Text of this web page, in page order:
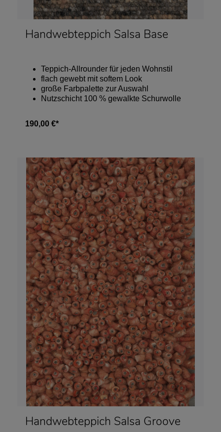
Handwebteppich Salsa Base
Teppich-Allrounder für jeden Wohnstil
flach gewebt mit softem Look
große Farbpalette zur Auswahl
Nutzschicht 100 % gewalkte Schurwolle
190,00 €*
Handwebteppich Salsa Groove